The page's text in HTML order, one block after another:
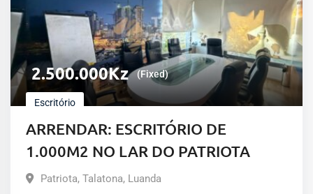
2.500.000Kz (Fixed)
Escritório
ARRENDAR: ESCRITÓRIO DE
1.000M2 NO LAR DO PATRIOTA
Patriota, Talatona, Luanda